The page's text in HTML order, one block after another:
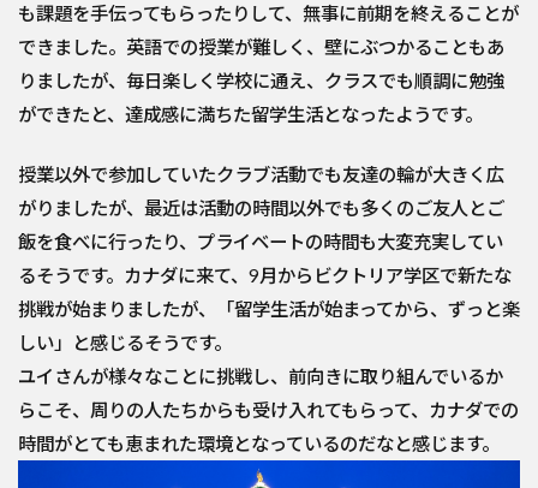
も課題を手伝ってもらったりして、無事に前期を終えることが
できました。英語での授業が難しく、壁にぶつかることもあ
りましたが、毎日楽しく学校に通え、クラスでも順調に勉強
ができたと、達成感に満ちた留学生活となったようです。
授業以外で参加していたクラブ活動でも友達の輪が大きく広
がりましたが、最近は活動の時間以外でも多くのご友人とご
飯を食べに行ったり、プライベートの時間も大変充実してい
るそうです。カナダに来て、9月からビクトリア学区で新たな
挑戦が始まりましたが、「留学生活が始まってから、ずっと楽
しい」と感じるそうです。
ユイさんが様々なことに挑戦し、前向きに取り組んでいるか
らこそ、周りの人たちからも受け入れてもらって、カナダでの
時間がとても恵まれた環境となっているのだなと感じます。